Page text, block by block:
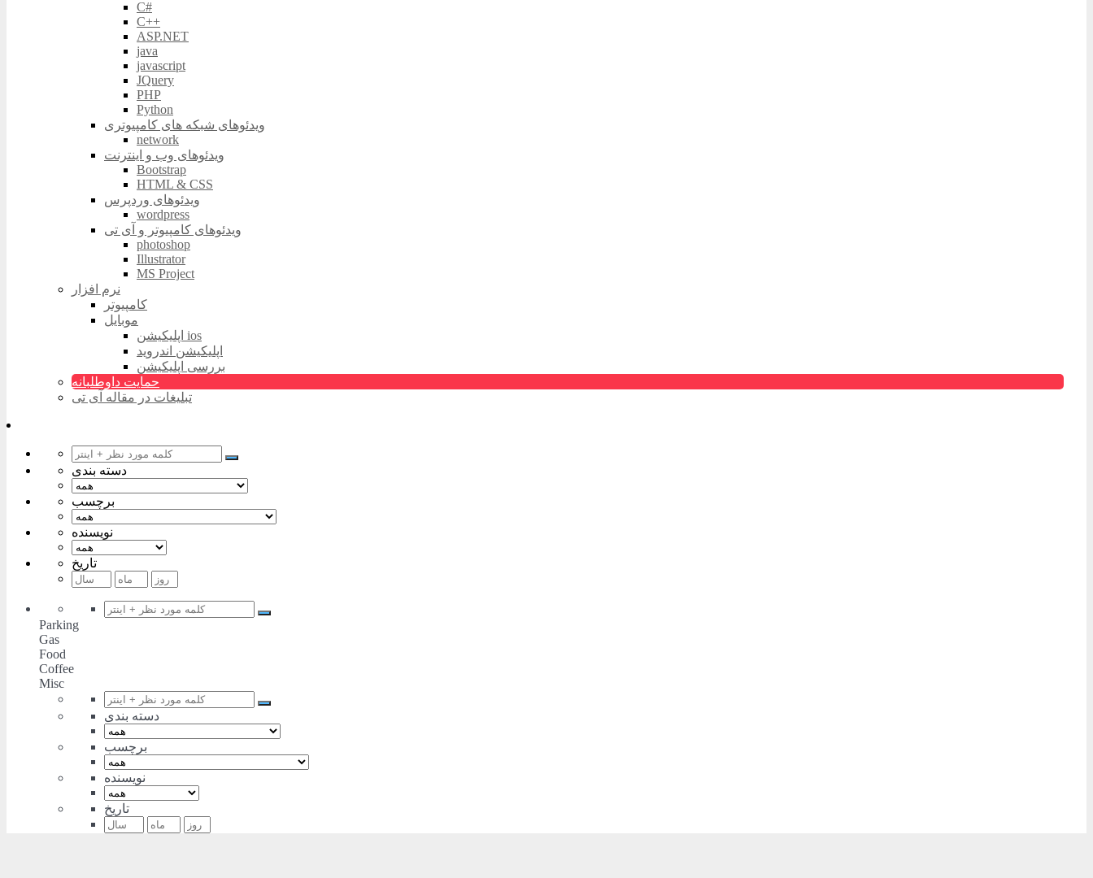
C#
C++
ASP.NET
java
javascript
JQuery
PHP
Python
ویدئوهای شبکه های کامپیوتری
network
ویدئوهای وب و اینترنت
Bootstrap
HTML & CSS
ویدئوهای وردپرس
wordpress
ویدئوهای کامپیوتر و آی تی
photoshop
Illustrator
MS Project
نرم افزار
کامپیوتر
موبایل
اپلیکیشن ios
اپلیکیشن اندروید
بررسی اپلیکیشن
حمایت داوطلبانه
تبلیغات در مقاله آی تی
دسته بندی
برچسب
نویسنده
تاریخ
Parking
Gas
Food
Coffee
Misc
دسته بندی
برچسب
نویسنده
تاریخ